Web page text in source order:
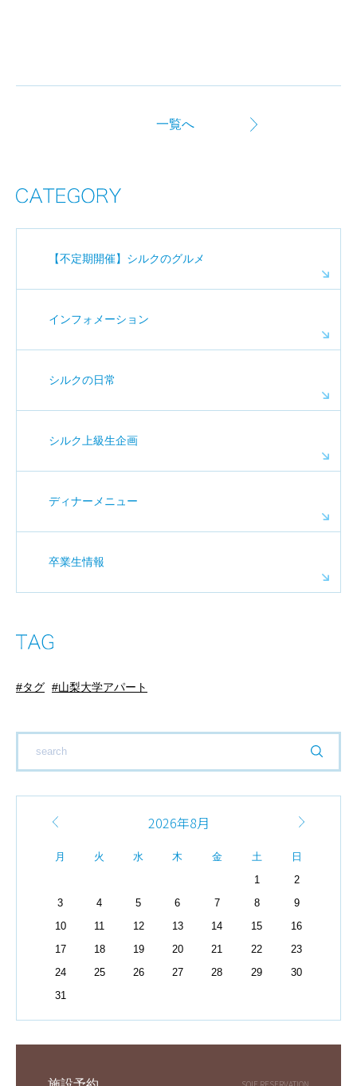
一覧へ
【不定期開催】シルクのグルメ
インフォメーション
シルクの日常
シルク上級生企画
ディナーメニュー
卒業生情報
タグ 山梨大学アパート
2026年8月
月 火 水 木 金 土
日
1
2
3
4 5 6 7 8
9
10
11 12 13 14 15
16
17
18 19 20 21 22
23
24
25 26 27 28 29
30
31